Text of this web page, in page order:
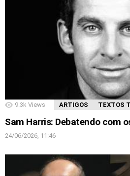
9.3k Views ARTIGOS TEXTOS
Sam Harris: Debatendo com
24/06/2026, 11:46